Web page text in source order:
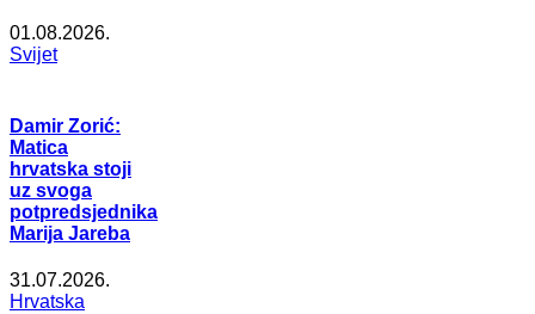
01.08.2026.
Svijet
Damir Zorić:
Matica
hrvatska stoji
uz svoga
potpredsjednika
Marija Jareba
31.07.2026.
Hrvatska